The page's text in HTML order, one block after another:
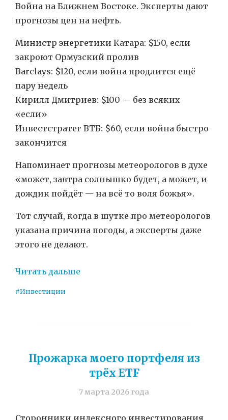
Война на Ближнем Востоке. Эксперты дают
прогнозы цен на нефть.
Министр энергетики Катара: $150, если
закроют Ормузский пролив
Barclays: $120, если война продлится ещё
пару недель
Кирилл Дмитриев: $100 — без всяких
«если»
Инвестстратег ВТБ: $60, если война быстро
закончится
Напоминает прогнозы метеорологов в духе
«может, завтра солнышко будет, а может, и
дождик пойдёт — на всё то воля божья».
Тот случай, когда в шутке про метеорологов
указана причина погоды, а эксперты даже
этого не делают.
Читать дальше
#Инвестиции
Прожарка моего портфеля из
трёх ETF
7 марта 2026 года
Сторонники индексного инвестирования